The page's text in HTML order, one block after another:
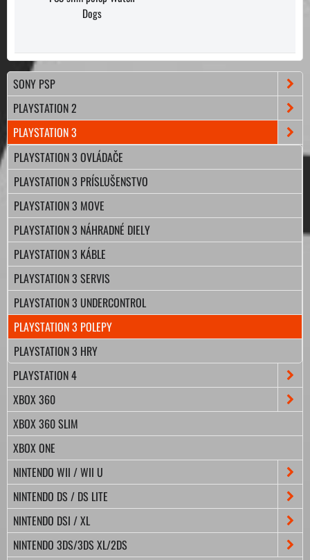
Dogs
SONY PSP
PLAYSTATION 2
PLAYSTATION 3
PLAYSTATION 3 OVLÁDAČE
PLAYSTATION 3 PRÍSLUŠENSTVO
PLAYSTATION 3 MOVE
PLAYSTATION 3 NÁHRADNÉ DIELY
PLAYSTATION 3 KÁBLE
PLAYSTATION 3 SERVIS
PLAYSTATION 3 UNDERCONTROL
PLAYSTATION 3 POLEPY
PLAYSTATION 3 HRY
PLAYSTATION 4
XBOX 360
XBOX 360 SLIM
XBOX ONE
NINTENDO WII / WII U
NINTENDO DS / DS LITE
NINTENDO DSI / XL
NINTENDO 3DS/3DS XL/2DS